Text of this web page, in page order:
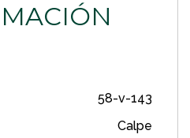
58-v-143
Calpe